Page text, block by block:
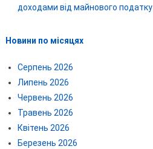
доходами від майнового податку
Новини по місяцях
Серпень 2026
Липень 2026
Червень 2026
Травень 2026
Квітень 2026
Березень 2026